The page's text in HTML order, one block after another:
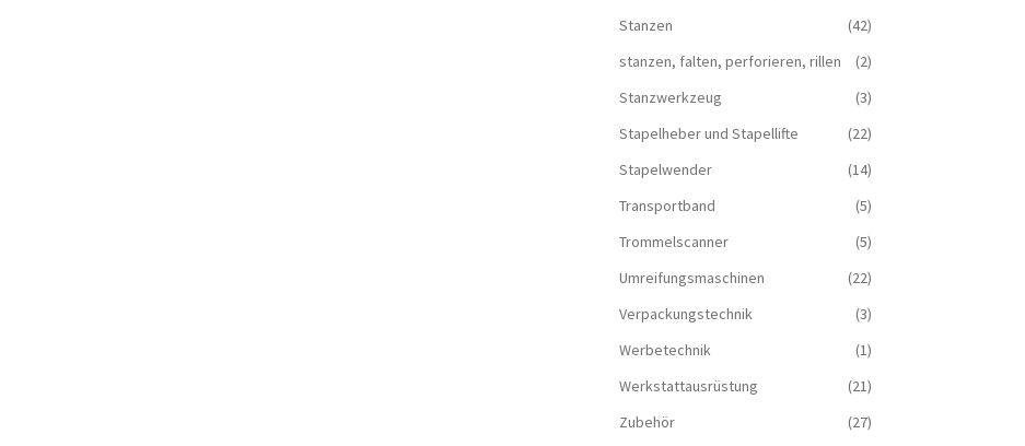
Stanzen
(42)
stanzen, falten, perforieren, rillen
(2)
Stanzwerkzeug
(3)
Stapelheber und Stapellifte
(22)
Stapelwender
(14)
Transportband
(5)
Trommelscanner
(5)
Umreifungsmaschinen
(22)
Verpackungstechnik
(3)
Werbetechnik
(1)
Werkstattausrüstung
(21)
Zubehör
(27)